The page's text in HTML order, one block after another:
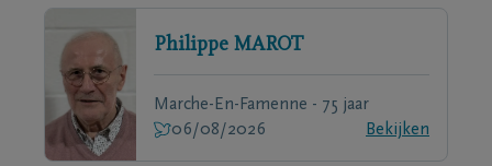
Philippe MAROT
Marche-En-Famenne - 75 jaar
06/08/2026
Bekijken